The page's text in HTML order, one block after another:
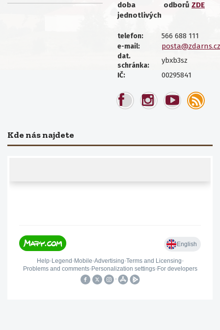
doba
jednotlivých
odborů ZDE
telefon: 566 688 111
e-mail: posta@zdarns.cz
dat.
schránka:
ybxb3sz
IČ: 00295841
Kde nás najdete